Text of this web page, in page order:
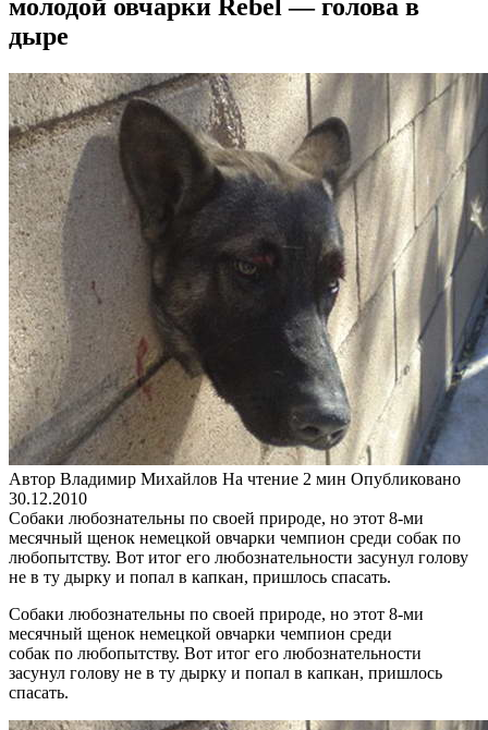
молодой овчарки Rebel — голова в
дыре
Автор Владимир Михайлов На чтение 2 мин Опубликовано
30.12.2010
Собаки любознательны по своей природе, но этот 8-ми
месячный щенок немецкой овчарки чемпион среди собак по
любопытству. Вот итог его любознательности засунул голову
не в ту дырку и попал в капкан, пришлось спасать.
Собаки любознательны по своей природе, но этот 8-ми
месячный щенок немецкой овчарки чемпион среди
собак по любопытству. Вот итог его любознательности
засунул голову не в ту дырку и попал в капкан, пришлось
спасать.